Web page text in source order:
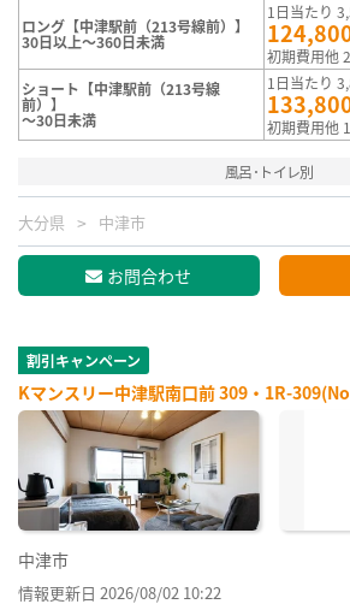
ロング【中津駅前（213号線前）】
30日以上～360日未満
1日当たり
初期費用他
ショート【中津駅前（213号線
前）】
～30日未満
1日当たり
初期費用他
風呂･トイレ別
大分県 中津市
お問合わせ
割引キャンペーン
Kマンスリー中津駅南口前 309・1R-
中津市
情報更新日 2026/08/02 10:22